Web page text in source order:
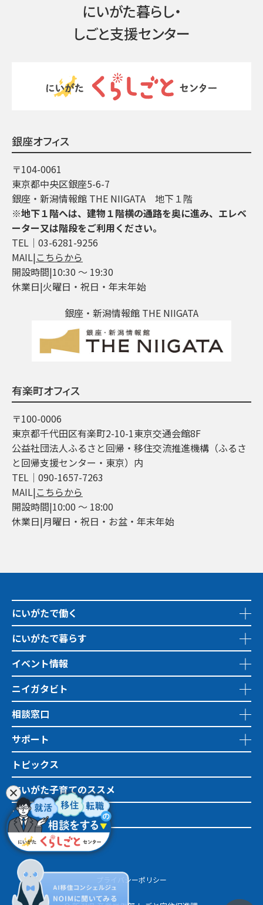
にいがた暮らし・
しごと支援センター
銀座オフィス
〒104-0061
東京都中央区銀座5-6-7
銀座・新潟情報館 THE NIIGATA 地下１階
※地下１階へは、建物１階横の通路を奥に進み、エレベ
ーター又は階段をご利用ください。
TEL│03-6281-9256
MAIL|こちらから
開設時間|10:30 ～ 19:30
休業日|火曜日・祝日・年末年始
銀座・新潟情報館 THE NIIGATA
有楽町オフィス
〒100-0006
東京都千代田区有楽町2-10-1東京交通会館8F
公益社団法人ふるさと回帰・移住交流推進機構（ふるさ
と回帰支援センター・東京）内
TEL│090-1657-7263
MAIL|こちらから
開設時間|10:00 ～ 18:00
休業日|月曜日・祝日・お盆・年末年始
にいがたで働く
にいがたで暮らす
イベント情報
ニイガタビト
相談窓口
サポート
トピックス
にいがた子育てのススメ
地域おこし協力隊
市町村情報
プライバシーポリシー